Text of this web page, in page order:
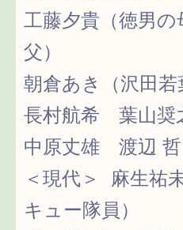
工藤夕貴（徳男
父）
朝倉あき（沢田若
長村航希 葉山
中原丈雄 渡辺
＜現代＞ 麻生祐
キュー隊員）